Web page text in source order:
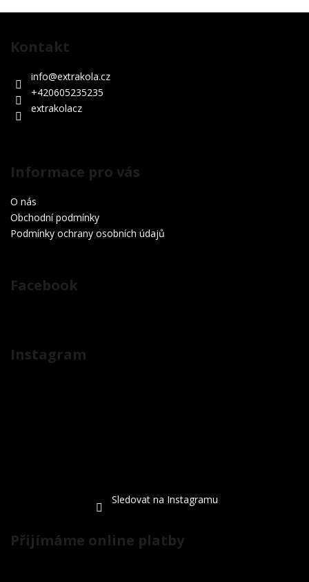
Kontakt
info@extrakola.cz
+420605235235
extrakolacz
Informace pro vás
O nás
Obchodní podmínky
Podmínky ochrany osobních údajů
Facebook
Instagram
Sledovat na Instagramu
Přijímáme online platby